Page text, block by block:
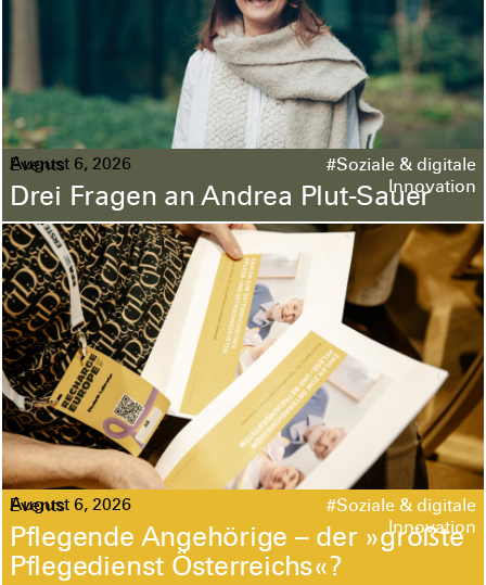
Events
#Soziale & digitale
Innovation
August 6, 2026
Drei Fragen an Andrea Plut-Sauer
Events
#Soziale & digitale
Innovation
August 6, 2026
Pflegende Angehörige – der »größte
Pflegedienst Österreichs«?